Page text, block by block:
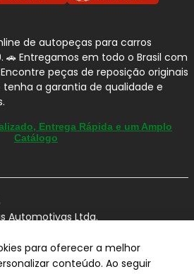
de autopeças para carros
🚗 Entregamos em todo o Brasil com
peças de reposição originais
a garantia de qualidade e
Entrega Rápida e um Amplo
Catálogo
Automotivas Ltda.
CEP 13284-480.
e frete exclusivos para compras via
para oferecer a melhor
conteúdo. Ao seguir